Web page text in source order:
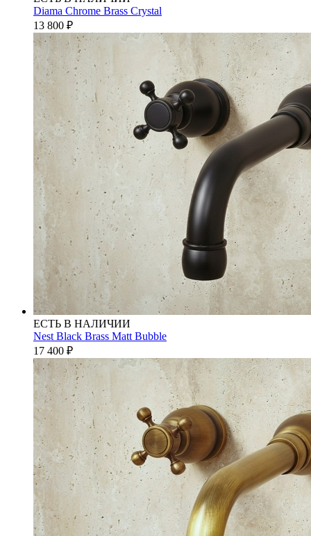
Diama Chrome Brass Crystal
13 800 ₽
ЕСТЬ В НАЛИЧИИ
Nest Black Brass Matt Bubble
17 400 ₽